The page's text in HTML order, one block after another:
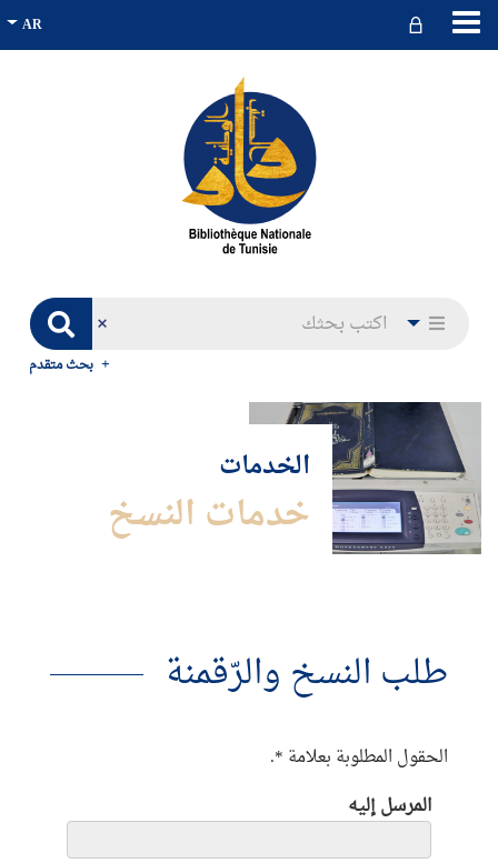
بحث متقدم
الخدمات
خدمات النسخ
طلب النسخ والرّقمنة
الحقول المطلوبة بعلامة *.
المرسل إليه